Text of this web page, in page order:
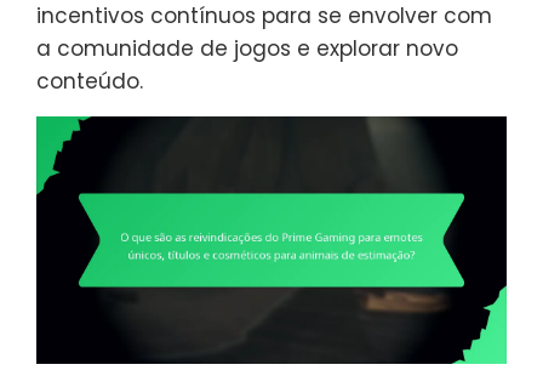
incentivos contínuos para se envolver com
a comunidade de jogos e explorar novo
conteúdo.